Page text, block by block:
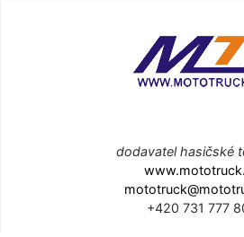
dodavatel hasičské
+420 731 777